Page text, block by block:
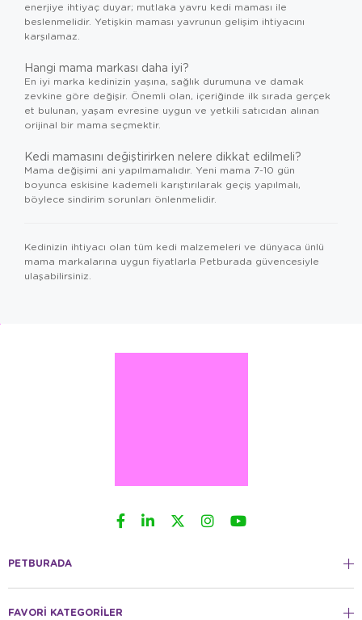
enerjiye ihtiyaç duyar; mutlaka yavru kedi maması ile
beslenmelidir. Yetişkin maması yavrunun gelişim ihtiyacını
karşılamaz.
Hangi mama markası daha iyi?
En iyi marka kedinizin yaşına, sağlık durumuna ve damak
zevkine göre değişir. Önemli olan, içeriğinde ilk sırada gerçek
et bulunan, yaşam evresine uygun ve yetkili satıcıdan alınan
orijinal bir mama seçmektir.
Kedi mamasını değiştirirken nelere dikkat edilmeli?
Mama değişimi ani yapılmamalıdır. Yeni mama 7-10 gün
boyunca eskisine kademeli karıştırılarak geçiş yapılmalı,
böylece sindirim sorunları önlenmelidir.
Kedinizin ihtiyacı olan tüm kedi malzemeleri ve dünyaca ünlü
mama markalarına uygun fiyatlarla Petburada güvencesiyle
ulaşabilirsiniz.
PETBURADA
FAVORİ KATEGORİLER